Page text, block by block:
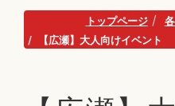
トップページ
【広瀬】大人向けイベント